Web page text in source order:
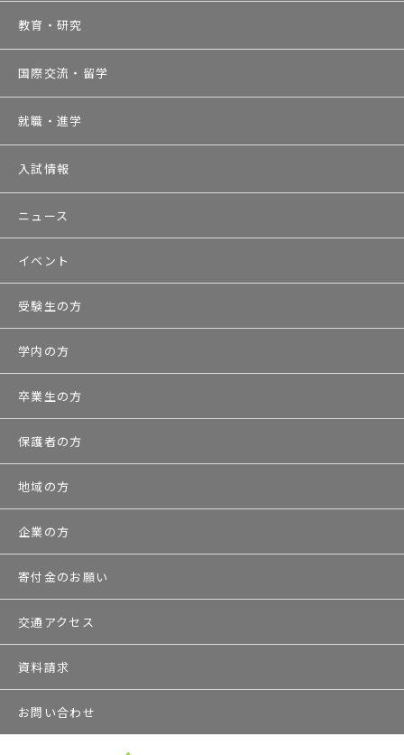
教育・研究
国際交流・留学
就職・進学
入試情報
ニュース
イベント
受験生の方
学内の方
卒業生の方
保護者の方
地域の方
企業の方
寄付金のお願い
交通アクセス
資料請求
お問い合わせ